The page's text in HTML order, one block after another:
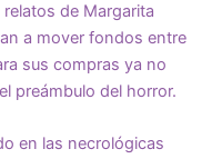
de Margarita
a mover fondos entre
sus compras ya no
preámbulo del horror.
en las necrológicas